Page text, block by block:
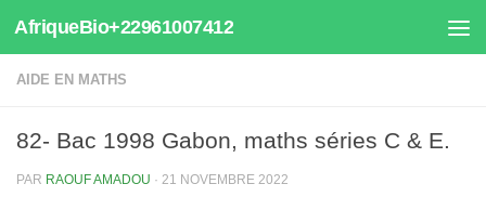
Au dessous du contenu
AfriqueBio+22961007412
AIDE EN MATHS
82- Bac 1998 Gabon, maths séries C & E.
PAR RAOUF AMADOU · 21 NOVEMBRE 2022